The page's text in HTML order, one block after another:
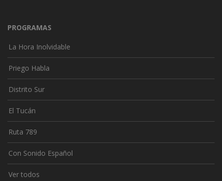
PROGRAMAS
La Hora Inolvidable
Priego Habla
Distrito Sur
El Tucán
Ruta 789
Con Sonido Español
Ver todos